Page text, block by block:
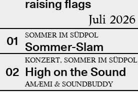
raising flags
Juli 2026
01 SOMMER IM SÜDPOL
Sommer-Slam
02
KONZERT, SOMMER IM SÜDPOL
High on the Sound
AMÆMI & SOUNDBUDDY